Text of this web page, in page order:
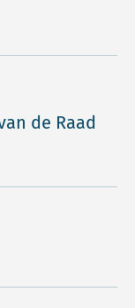
de Raad